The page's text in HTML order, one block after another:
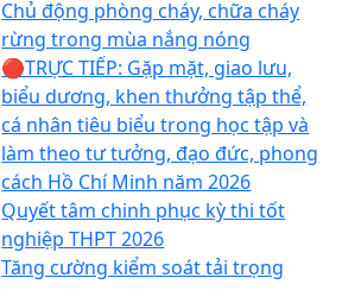
Chủ động phòng cháy, chữa cháy
rừng trong mùa nắng nóng
🔴TRỰC TIẾP: Gặp mặt, giao lưu,
biểu dương, khen thưởng tập thể,
cá nhân tiêu biểu trong học tập và
làm theo tư tưởng, đạo đức, phong
cách Hồ Chí Minh năm 2026
Quyết tâm chinh phục kỳ thi tốt
nghiệp THPT 2026
Tăng cường kiểm soát tải trọng